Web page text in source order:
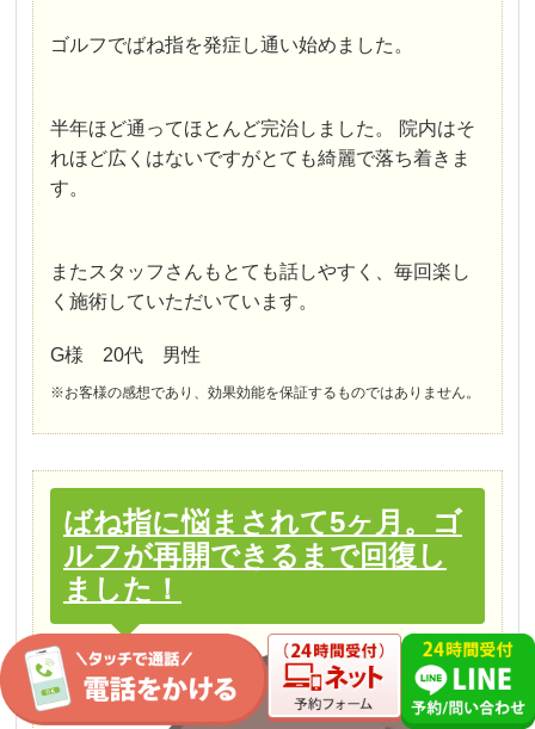
ゴルフでばね指を発症し通い始めました。
半年ほど通ってほとんど完治しました。 院内はそ
れほど広くはないですがとても綺麗で落ち着きま
す。
またスタッフさんもとても話しやすく、毎回楽し
く施術していただいています。
G様 20代 男性
※お客様の感想であり、効果効能を保証するものではありません。
ばね指に悩まされて5ヶ月。ゴ
ルフが再開できるまで回復し
ました！